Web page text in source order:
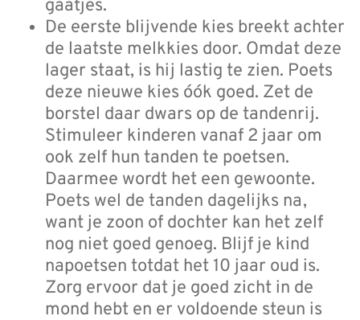
gaatjes.
De eerste blijvende kies breekt achter
de laatste melkkies door. Omdat deze
lager staat, is hij lastig te zien. Poets
deze nieuwe kies óók goed. Zet de
borstel daar dwars op de tandenrij.
Stimuleer kinderen vanaf 2 jaar om
ook zelf hun tanden te poetsen.
Daarmee wordt het een gewoonte.
Poets wel de tanden dagelijks na,
want je zoon of dochter kan het zelf
nog niet goed genoeg. Blijf je kind
napoetsen totdat het 10 jaar oud is.
Zorg ervoor dat je goed zicht in de
mond hebt en er voldoende steun is